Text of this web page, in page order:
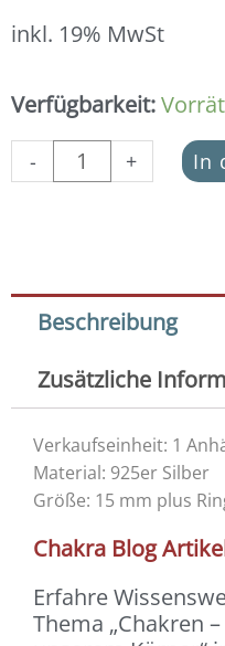
inkl. 19% MwSt
Verfügbarkeit:
-
Anhänger
Chakra
925
Menge
+ In
Beschreibung
Zusätzliche
Verkaufseinheit: 1
Material: 925er Silber
Größe: 15 mm plus
Chakra Blog
Erfahre
Thema „Chakren